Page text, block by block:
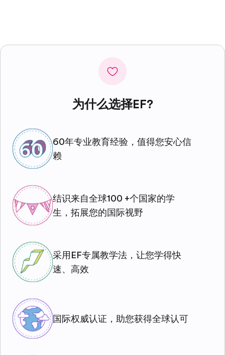
为什么选择EF?
60年专业教育经验，值得您安心信
赖
结识来自全球100 +个国家的学
生，拓展您的国际视野
采用EF专属教学法，让您学得快
速、高效
国际权威认证，助您获得全球认可